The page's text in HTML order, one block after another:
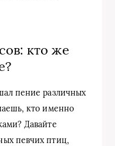
кто же
пение различных
кто именно
Давайте
певчих птиц,